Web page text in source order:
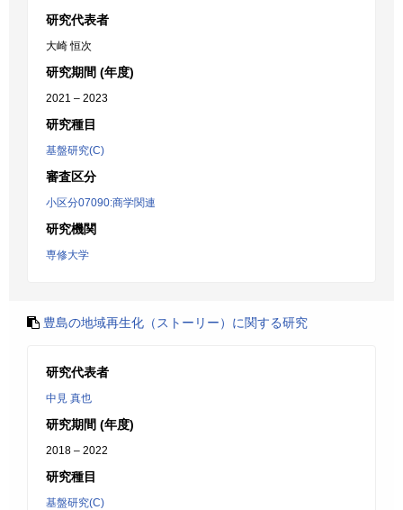
研究代表者
大崎 恒次
研究期間 (年度)
2021 – 2023
研究種目
基盤研究(C)
審査区分
小区分07090:商学関連
研究機関
専修大学
豊島の地域再生化（ストーリー）に関する研究
研究代表者
中見 真也
研究期間 (年度)
2018 – 2022
研究種目
基盤研究(C)